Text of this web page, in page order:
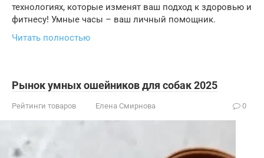
технологиях, которые изменят ваш подход к здоровью и
фитнесу! Умные часы – ваш личный помощник.
Читать полностью
Рынок умных ошейников для собак 2025
Рейтинги товаров Елена Смирнова 0